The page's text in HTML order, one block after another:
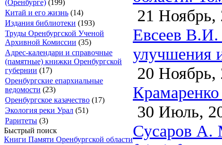
(Оренбурге) (199)
Китай и его жизнь (14)
Издания библиотеки (193)
Труды Оренбургской Ученой
Архивной Комиссии (35)
Адрес-календари и справочные
(памятные) книжки Оренбургской
губернии (17)
Оренбургские епархиальные
ведомости (23)
Оренбургское казачество (17)
Экология реки Урал (51)
Раритеты (3)
Быстрый поиск
Книги Памяти Оренбургской области
21 Ноябрь,
Евсеев В.И.
улучшения
20 Ноябрь,
30 Июль,
Сусаров А.